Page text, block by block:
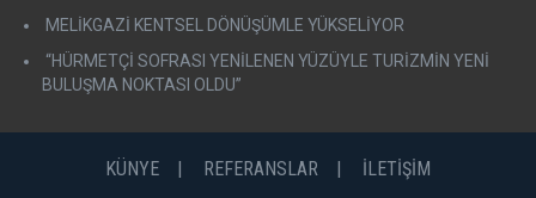
MELİKGAZİ KENTSEL DÖNÜŞÜMLE YÜKSELİYOR
“HÜRMETÇİ SOFRASI YENİLENEN YÜZÜYLE TURİZMİN YENİ
BULUŞMA NOKTASI OLDU”
KÜNYE REFERANSLAR İLETİŞİM